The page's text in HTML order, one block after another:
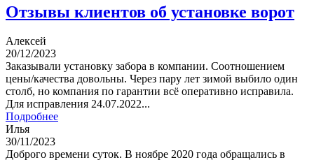
Отзывы клиентов об установке ворот
Алексей
20/12/2023
Заказывали установку забора в компании. Соотношением
цены/качества довольны. Через пару лет зимой выбило один
столб, но компания по гарантии всё оперативно исправила.
Для исправления 24.07.2022...
Подробнее
Илья
30/11/2023
Доброго времени суток. В ноябре 2020 года обращались в